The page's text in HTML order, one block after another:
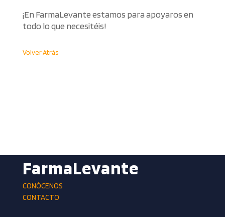
¡En FarmaLevante estamos para apoyaros en
todo lo que necesitéis!
Volver Atrás
FarmaLevante
CONÓCENOS
CONTACTO